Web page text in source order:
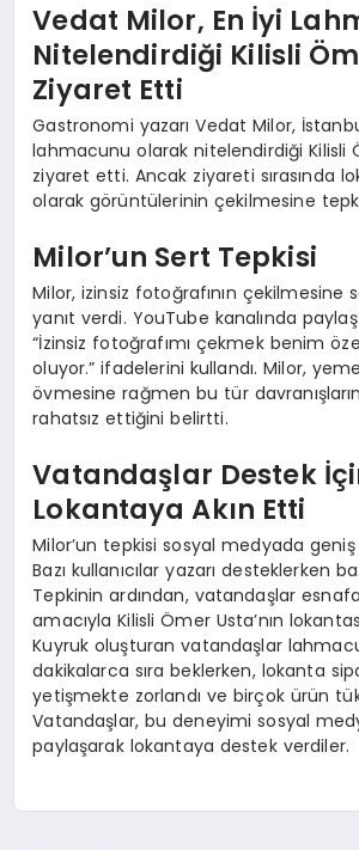
Vedat Milor, En İyi
Nitelendirdiği Kilisli
Ziyaret Etti
Gastronomi yazarı Vedat Milor,
lahmacunu olarak nitelendirdiği Kilisli
ziyaret etti. Ancak ziyareti sırasında
olarak görüntülerinin çekilmesine
Milor’un Sert Tepkisi
Milor, izinsiz fotoğrafının çekilmesine
yanıt verdi. YouTube kanalında
“İzinsiz fotoğrafımı çekmek benim
oluyor.” ifadelerini kullandı. Milor,
övmesine rağmen bu tür
rahatsız ettiğini belirtti.
Vatandaşlar Destek
Lokantaya Akın Etti
Milor’un tepkisi sosyal medyada geniş
Bazı kullanıcılar yazarı desteklerken
Tepkinin ardından, vatandaşlar
amacıyla Kilisli Ömer Usta’nın
Kuyruk oluşturan vatandaşlar
dakikalarca sıra beklerken, lokanta
yetişmekte zorlandı ve birçok ürün
Vatandaşlar, bu deneyimi sosyal
paylaşarak lokantaya destek verdiler.